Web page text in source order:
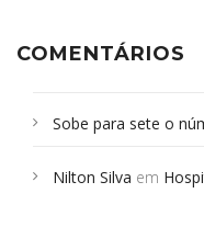
COMENTÁRIOS
Sobe para sete o
Campoformosenses
Nilton Silva em